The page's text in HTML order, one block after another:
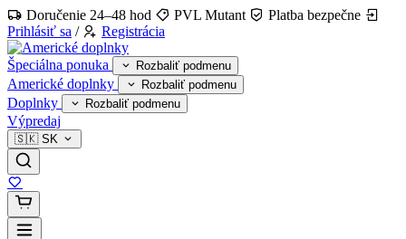
Doručenie 24–48 hod PVL Mutant
Platba bezpečne
Prihlásiť sa / Registrácia
Špeciálna ponuka Rozbaliť podmenu
Americké doplnky Rozbaliť podmenu
Doplnky Rozbaliť podmenu
Výpredaj
🇸🇰 SK